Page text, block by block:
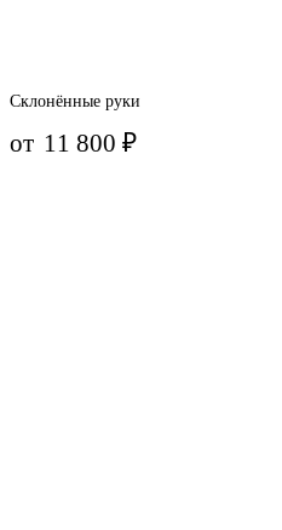
Склонённые руки
от 11 800₽